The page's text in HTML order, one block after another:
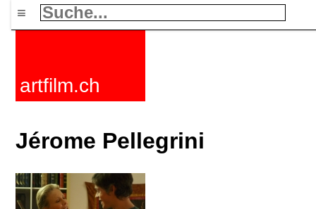
≡
artfilm.ch
Jérome Pellegrini